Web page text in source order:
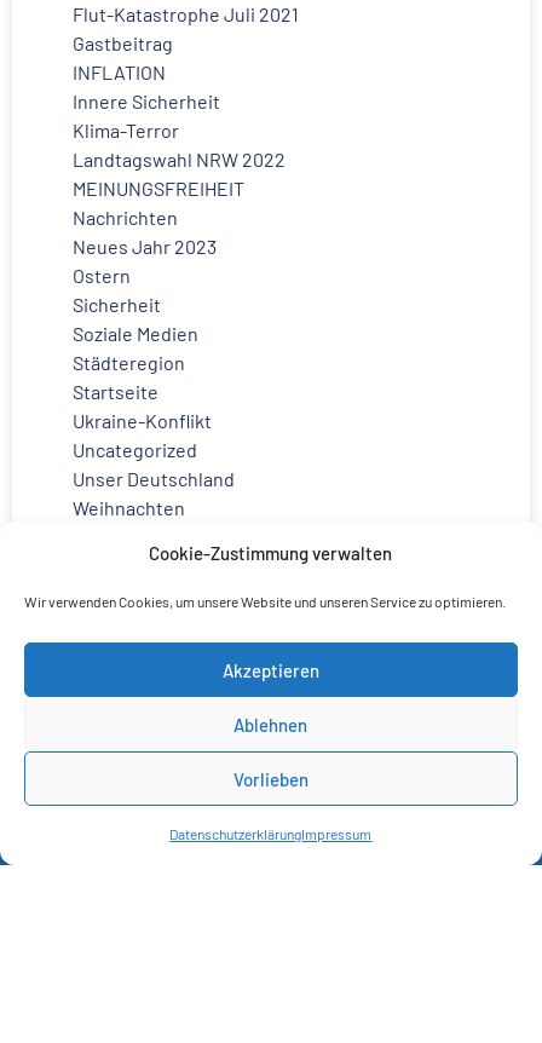
Cookie-Zustimmung verwalten
Wir verwenden Cookies, um unsere Website und unseren Service zu optimieren.
Akzeptieren
Ablehnen
Vorlieben
DatenschutzerklärungImpressum
Flut-Katastrophe Juli 2021
Gastbeitrag
INFLATION
Innere Sicherheit
Klima-Terror
Landtagswahl NRW 2022
MEINUNGSFREIHEIT
Nachrichten
Neues Jahr 2023
Ostern
Sicherheit
Soziale Medien
Städteregion
Startseite
Ukraine-Konflikt
Uncategorized
Unser Deutschland
Weihnachten